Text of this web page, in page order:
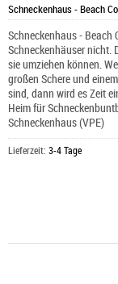
Schneckenhaus - Beach
Schneckenhaus - Beach
Schneckenhäuser nicht.
sie umziehen können.
großen Schere und
sind, dann wird es Zeit
Heim für
Schneckenhaus (VPE)
Lieferzeit: 3-4 Tage